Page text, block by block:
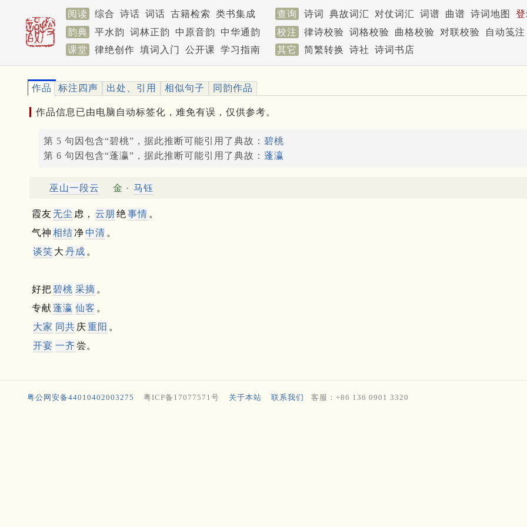
阅读 综合 诗话 词话 古籍检索 类书集成 查询 诗词 典故词汇 对仗词汇 词谱 曲谱 诗词地图
韵典
平水韵 词林正韵 中原音韵 中华通韵 校注 律诗校验 词格校验 曲格校验 对联校验
自动笺注
课堂
律绝创作 填词入门 公开课 学习指南 其它 简繁转换 诗社 诗词书店
作品 标注四声 出处、引用 相似句子 同韵作品
作品信息已由电脑自动标签化，难免有误，仅供参考。
第 5 句因包含“碧桃”，据此推断可能引用了典故： 碧桃
第 6 句因包含“蓬瀛”，据此推断可能引用了典故： 蓬瀛
巫山一段云 金 · 马钰
霞友无尘 虑， 云朋 绝事情 。
气神 相结净 中清 。
谈笑 大 丹成 。
好把 碧桃 采摘 。
专献蓬瀛 仙客 。
大家 同共 庆重阳 。
开宴 一齐 尝。
粤公网安备44010402003275 粤ICP备17077571号 关于本站 联系我们 客服：+86 136 0901 3320